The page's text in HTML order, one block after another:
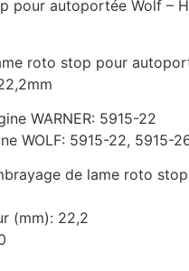
pour autoportée Wolf –
roto stop pour
WARNER: 5915-22
WOLF: 5915-22, 5915-
de lame roto
(mm): 22,2